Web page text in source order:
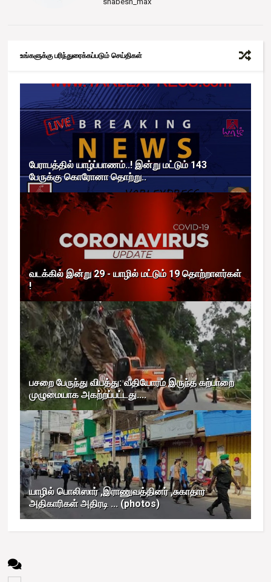
உங்களுக்கு பரிந்துரைக்கப்படும் செய்திகள்
பேராபத்தில் யாழ்ப்பாணம்..! இன்று மட்டும் 143
பேருக்கு கொரோனா தொற்று..
வடக்கில் இன்று 29 - யாழில் மட்டும் 19 தொற்றாளர்கள்
!
பசறை பேருந்து விபத்து: வீதியோரம் இருந்த கற்பாறை
முழுமையாக அகற்றப்பட்டது....
யாழில் பொலிஸார் ,இராணுவத்தினர் ,சுகாதார
அதிகாரிகள் அதிரடி ... (photos)